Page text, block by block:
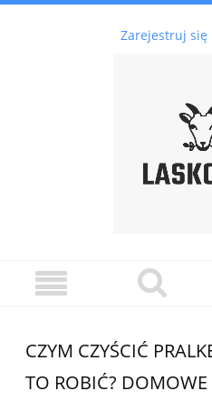
Zarejestruj się
CZYM CZYŚCIĆ
TO ROBIĆ? DOMOWE